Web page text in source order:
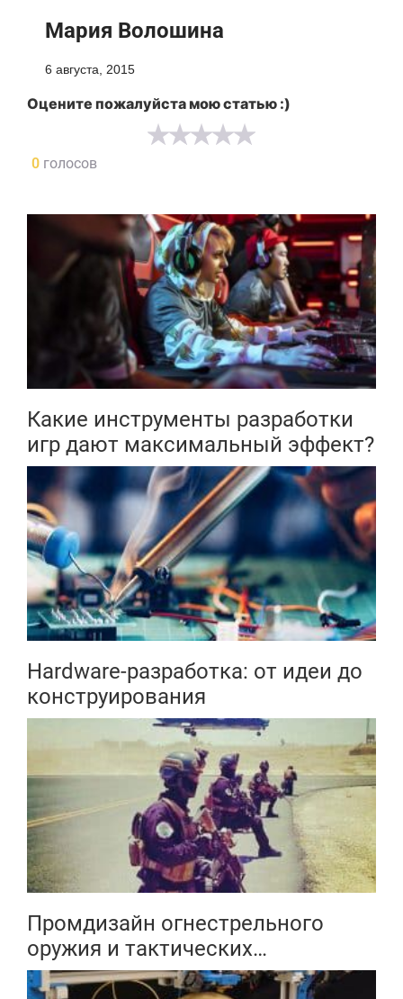
Мария Волошина
6 августа, 2015
Оцените пожалуйста мою статью :)
0 голосов
Какие инструменты разработки
игр дают максимальный эффект?
Hardware-разработка: от идеи до
конструирования
Промдизайн огнестрельного
оружия и тактических
аксессуаров